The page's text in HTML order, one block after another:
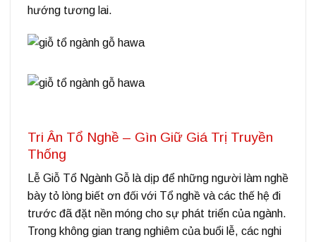
hướng tương lai.
Tri Ân Tổ Nghề – Gìn Giữ Giá Trị Truyền
Thống
Lễ Giỗ Tổ Ngành Gỗ là dịp để những người làm nghề
bày tỏ lòng biết ơn đối với Tổ nghề và các thế hệ đi
trước đã đặt nền móng cho sự phát triển của ngành.
Trong không gian trang nghiêm của buổi lễ, các nghi